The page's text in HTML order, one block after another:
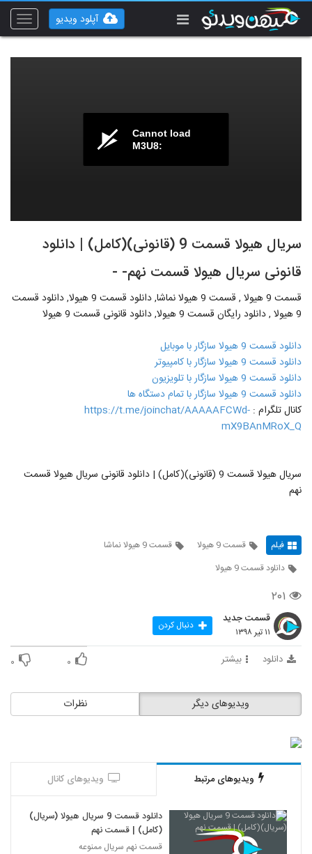
Toggle
آپلود ویدیو
Cannot load
M3U8:
سریال هیولا قسمت 9 (قانونی)(کامل) | دانلود
قانونی سریال هیولا قسمت نهم- -
قسمت 9 هیولا , قسمت 9 هیولا نماشا, دانلود قسمت 9 هیولا, دانلود قسمت
9 هیولا , دانلود رایگان قسمت 9 هیولا, دانلود قانونی قسمت 9 هیولا
دانلود قسمت 9 هیولا سازگار با موبایل
دانلود قسمت 9 هیولا سازگار با کامپیوتر
دانلود قسمت 9 هیولا سازگار با تلویزیون
دانلود قسمت 9 هیولا سازگار با تمام دستگاه ها
کانال تلگرام : https://t.me/joinchat/AAAAAFCWd-
mX9BAnMRoX_Q
سریال هیولا قسمت 9 (قانونی)(کامل) | دانلود قانونی سریال هیولا قسمت
نهم
فیلم قسمت 9 هیولا
قسمت 9 هیولا نماشا
دانلود قسمت 9 هیولا
۲۰۱
قسمت جدید
۱۱ تیر ۱۳۹۸ دنبال کردن
دانلود بیشتر ۰ ۰
نظرات ویدیوهای دیگر
ویدیوهای مرتبط ویدیوهای کانال
دانلود قسمت 9 سریال هیولا (سریال)
(کامل) | قسمت نهم
قسمت نهم سریال ممنوعه